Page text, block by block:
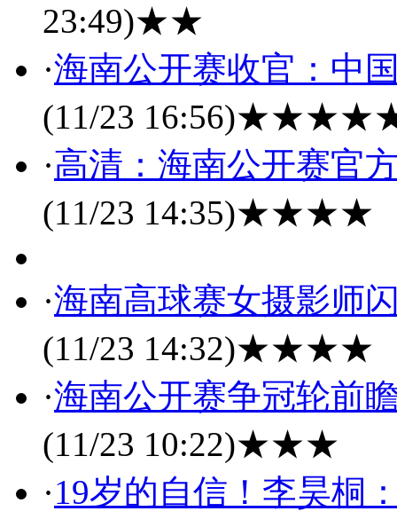
23:49)★★
·海南公开赛收官：中
(11/23 16:56)
·高清：海南公开赛官
(11/23 14:35)★★★★
·海南高球赛女摄影师
(11/23 14:32)★★★★
·海南公开赛争冠轮前
(11/23 10:22)★★★
·19岁的自信！李昊桐